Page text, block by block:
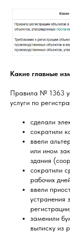
Какие главные
Правила № 1363
услуги по
сделали
сократили
ввели
или ином
здания
сократили
рабочих
ввели
устранения
заменили
выписку из